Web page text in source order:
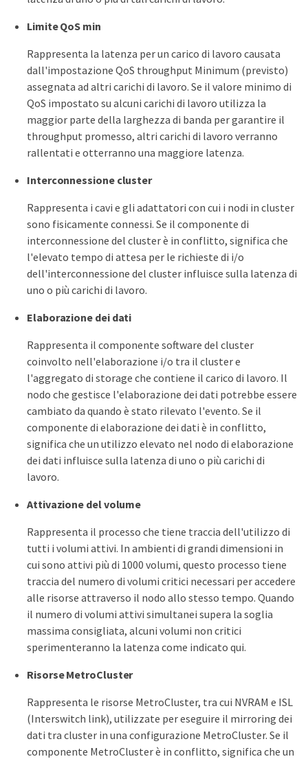
Limite QoS min
Rappresenta la latenza per un carico di lavoro causata
dall'impostazione QoS throughput Minimum (previsto)
assegnata ad altri carichi di lavoro. Se il valore minimo di
QoS impostato su alcuni carichi di lavoro utilizza la
maggior parte della larghezza di banda per garantire il
throughput promesso, altri carichi di lavoro verranno
rallentati e otterranno una maggiore latenza.
Interconnessione cluster
Rappresenta i cavi e gli adattatori con cui i nodi in cluster
sono fisicamente connessi. Se il componente di
interconnessione del cluster è in conflitto, significa che
l'elevato tempo di attesa per le richieste di i/o
dell'interconnessione del cluster influisce sulla latenza di
uno o più carichi di lavoro.
Elaborazione dei dati
Rappresenta il componente software del cluster
coinvolto nell'elaborazione i/o tra il cluster e
l'aggregato di storage che contiene il carico di lavoro. Il
nodo che gestisce l'elaborazione dei dati potrebbe essere
cambiato da quando è stato rilevato l'evento. Se il
componente di elaborazione dei dati è in conflitto,
significa che un utilizzo elevato nel nodo di elaborazione
dei dati influisce sulla latenza di uno o più carichi di
lavoro.
Attivazione del volume
Rappresenta il processo che tiene traccia dell'utilizzo di
tutti i volumi attivi. In ambienti di grandi dimensioni in
cui sono attivi più di 1000 volumi, questo processo tiene
traccia del numero di volumi critici necessari per accedere
alle risorse attraverso il nodo allo stesso tempo. Quando
il numero di volumi attivi simultanei supera la soglia
massima consigliata, alcuni volumi non critici
sperimenteranno la latenza come indicato qui.
Risorse MetroCluster
Rappresenta le risorse MetroCluster, tra cui NVRAM e ISL
(Interswitch link), utilizzate per eseguire il mirroring dei
dati tra cluster in una configurazione MetroCluster. Se il
componente MetroCluster è in conflitto, significa che un